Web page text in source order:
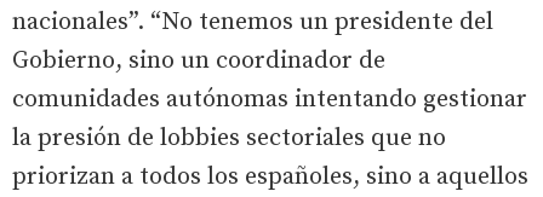
nacionales”. “No tenemos un presidente del
Gobierno, sino un coordinador de
comunidades autónomas intentando gestionar
la presión de lobbies sectoriales que no
priorizan a todos los españoles, sino a aquellos